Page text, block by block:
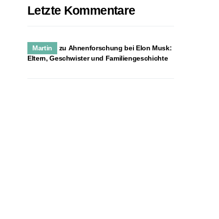
Letzte Kommentare
Martin zu Ahnenforschung bei Elon Musk:
Eltern, Geschwister und Familiengeschichte